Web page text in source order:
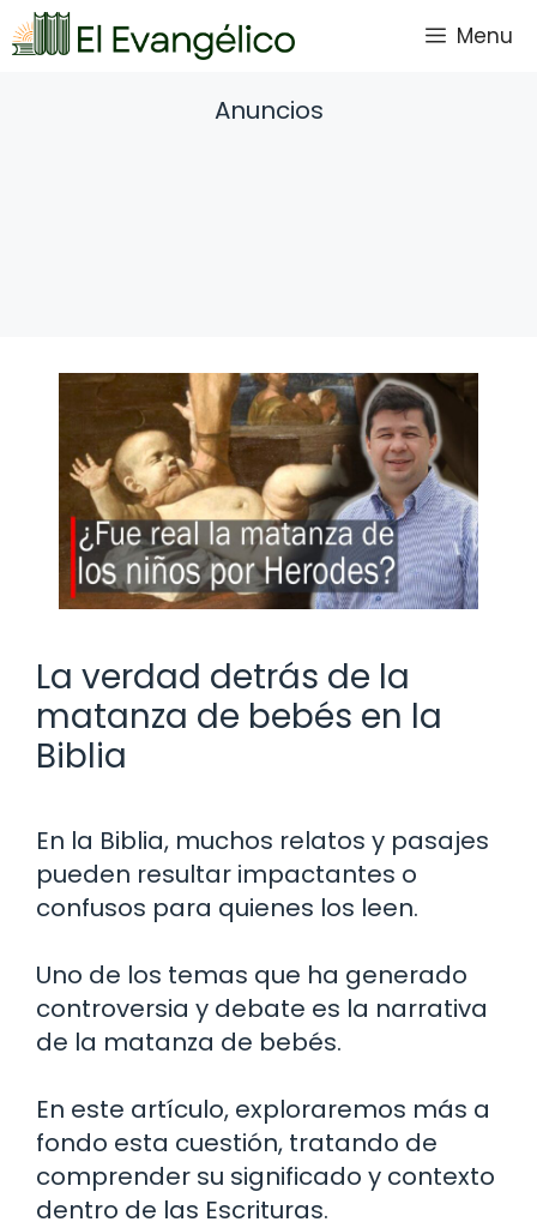
Saltar
al
Menu
Anuncios
La verdad detrás de la
matanza de bebés en la
Biblia
En la Biblia, muchos relatos y pasajes
pueden resultar impactantes o
confusos para quienes los leen.
Uno de los temas que ha generado
controversia y debate es la narrativa
de la matanza de bebés.
En este artículo, exploraremos más a
fondo esta cuestión, tratando de
comprender su significado y contexto
dentro de las Escrituras.